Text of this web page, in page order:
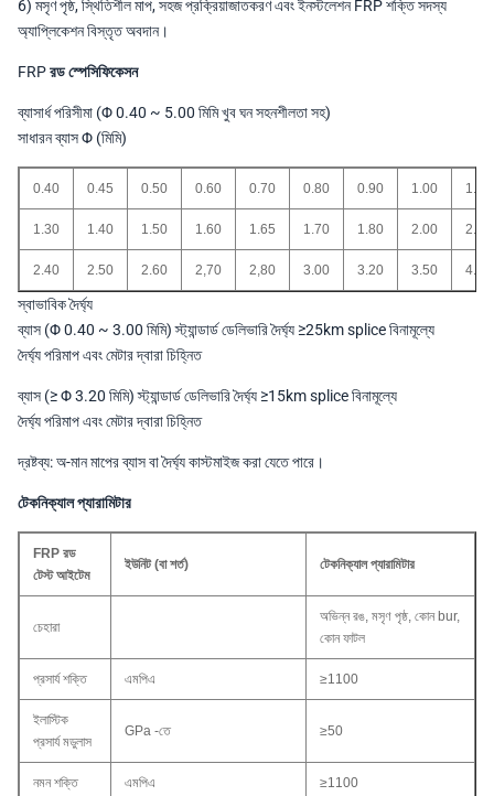
6) মসৃণ পৃষ্ঠ, স্থিতিশীল মাপ, সহজ প্রক্রিয়াজাতকরণ এবং ইনস্টলেশন FRP শক্তি সদস্য
অ্যাপ্লিকেশন বিস্তৃত অবদান।
FRP রড স্পেসিফিকেসন
ব্যাসার্ধ পরিসীমা (Φ 0.40 ~ 5.00 মিমি খুব ঘন সহনশীলতা সহ)
সাধারন ব্যাস Φ (মিমি)
0.40 0.45 0.50 0.60 0.70 0.80 0.90 1.00 1.10
1.30 1.40 1.50 1.60 1.65 1.70 1.80 2.00 2.10
2.40 2.50 2.60 2,70 2,80 3.00 3.20 3.50 4.00
স্বাভাবিক দৈর্ঘ্য
ব্যাস (Φ 0.40 ~ 3.00 মিমি) স্ট্যান্ডার্ড ডেলিভারি দৈর্ঘ্য ≥25km splice বিনামূল্যে
দৈর্ঘ্য পরিমাপ এবং মেটার দ্বারা চিহ্নিত
ব্যাস (≥ Φ 3.20 মিমি) স্ট্যান্ডার্ড ডেলিভারি দৈর্ঘ্য ≥15km splice বিনামূল্যে
দৈর্ঘ্য পরিমাপ এবং মেটার দ্বারা চিহ্নিত
দ্রষ্টব্য: অ-মান মাপের ব্যাস বা দৈর্ঘ্য কাস্টমাইজ করা যেতে পারে।
টেকনিক্যাল প্যারামিটার
FRP রড
টেস্ট আইটেম
ইউনিট (বা শর্ত) টেকনিক্যাল প্যারামিটার
চেহারা
অভিন্ন রঙ, মসৃণ পৃষ্ঠ, কোন bur,
কোন ফাটল
প্রসার্য শক্তি এমপিএ ≥1100
ইলাস্টিক
প্রসার্য মডুলাস
GPa -তে ≥50
নমন শক্তি এমপিএ ≥1100